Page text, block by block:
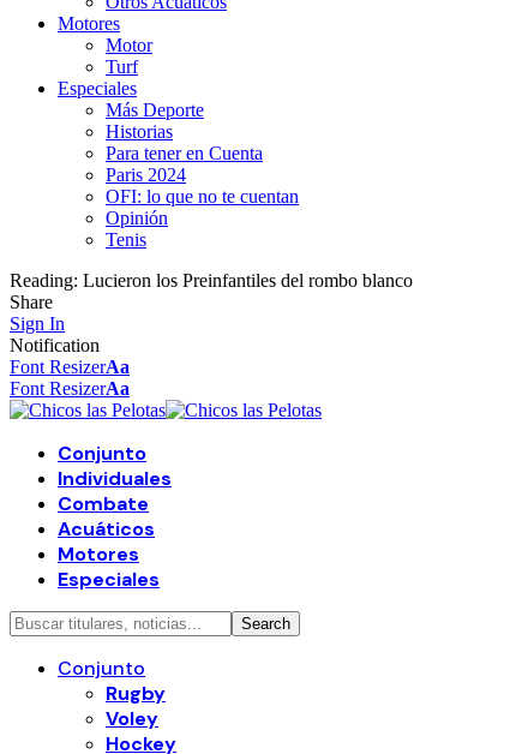
Motores
Motor
Turf
Especiales
Más Deporte
Historias
Para tener en Cuenta
Paris 2024
OFI: lo que no te cuentan
Opinión
Tenis
Reading: Lucieron los Preinfantiles del rombo blanco
Share
Sign In
Notification
Font ResizerAa
Font ResizerAa
Conjunto
Individuales
Combate
Acuáticos
Motores
Especiales
Conjunto
Rugby
Voley
Hockey